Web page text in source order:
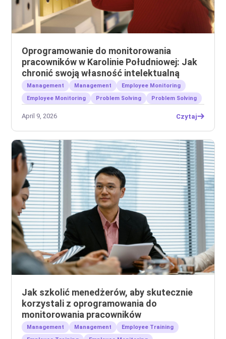
Oprogramowanie do monitorowania
pracowników w Karolinie Południowej: Jak
chronić swoją własność intelektualną
Management Management
Employee Monitoring
Employee Monitoring
Problem Solving Problem Solving
April 9, 2026 Czytaj
Jak szkolić menedżerów, aby skutecznie
korzystali z oprogramowania do
monitorowania pracowników
Management Management
Employee Training